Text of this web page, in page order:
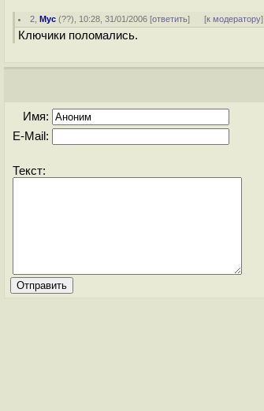
2 ,Myc (??), 10:28, 31/01/2006 [ответить] [к модератору]
Ключики поломались.
Имя:
E-Mail:
Текст: